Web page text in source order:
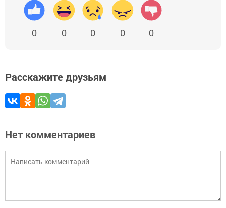
0 0 0 0 0
Расскажите друзьям
Нет комментариев